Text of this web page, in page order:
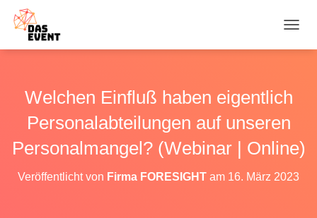
A
A
O
N
M
Welchen Einfluß haben eigentlich
Personalabteilungen auf unseren
Personalmangel? (Webinar | Online)
Veröffentlicht von Firma FORESIGHT am 16. März 2023